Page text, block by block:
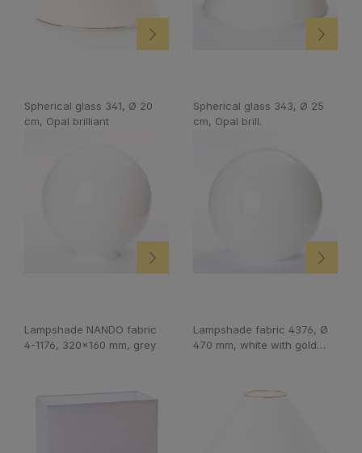
Spherical glass 341, Ø 20
cm, Opal brilliant
Spherical glass 343, Ø 25
cm, Opal brill.
Lampshade NANDO fabric
4-1176, 320x160 mm, grey
Lampshade fabric 4376, Ø
470 mm, white with gold